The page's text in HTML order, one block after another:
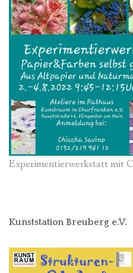
Experimentierwerkstatt mit
Kunststation Breuberg e.V.